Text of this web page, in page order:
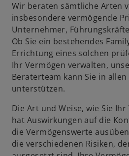
Wir beraten sämtliche Arten
insbesondere vermögende
Unternehmer,
Ob Sie ein bestehendes
Errichtung eines solchen
Ihr Vermögen verwalten,
Beraterteam kann Sie in
unterstützen.
Die Art und Weise, wie Sie
hat Auswirkungen auf die
die Vermögenswerte
die verschiedenen Risiken,